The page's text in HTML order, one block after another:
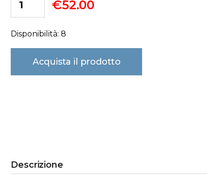
€52.00
Disponibilità: 8
Acquista il prodotto
Descrizione